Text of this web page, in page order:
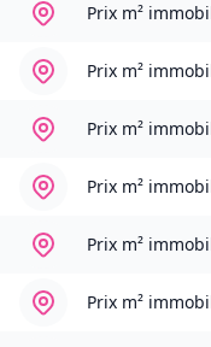
Prix m²
Prix m²
Prix m²
Prix m²
Prix m²
Prix m²